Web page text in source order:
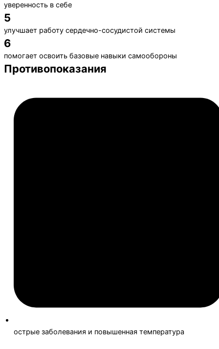
уверенность в себе
5
улучшает работу сердечно-сосудистой системы
6
помогает освоить базовые навыки самообороны
Противопоказания
острые заболевания и повышенная температура